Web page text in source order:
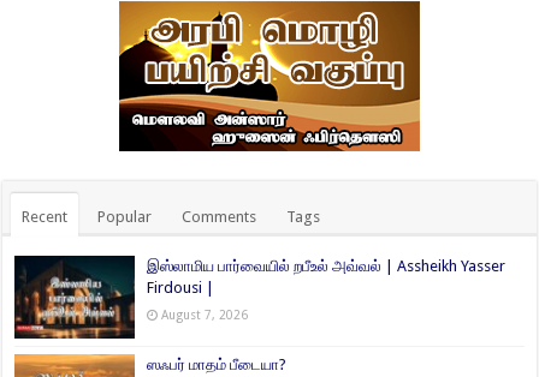
Recent Popular Comments Tags
இஸ்லாமிய பார்வையில் றபீஉல் அவ்வல் | Assheikh Yasser
Firdousi |
August 7, 2026
ஸஃபர் மாதம் பீடையா?